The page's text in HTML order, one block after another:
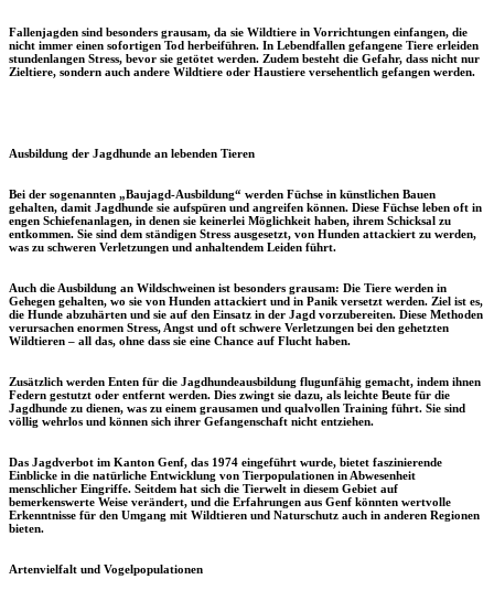
Fallenjagden sind besonders grausam, da sie Wildtiere in Vorrichtungen einfangen, die
nicht immer einen sofortigen Tod herbeiführen. In Lebendfallen gefangene Tiere erleiden
stundenlangen Stress, bevor sie getötet werden. Zudem besteht die Gefahr, dass nicht nur
Zieltiere, sondern auch andere Wildtiere oder Haustiere versehentlich gefangen werden.
Ausbildung der Jagdhunde an lebenden Tieren
Bei der sogenannten „Baujagd-Ausbildung“ werden Füchse in künstlichen Bauen
gehalten, damit Jagdhunde sie aufspüren und angreifen können. Diese Füchse leben oft in
engen Schiefenanlagen, in denen sie keinerlei Möglichkeit haben, ihrem Schicksal zu
entkommen. Sie sind dem ständigen Stress ausgesetzt, von Hunden attackiert zu werden,
was zu schweren Verletzungen und anhaltendem Leiden führt.
Auch die Ausbildung an Wildschweinen ist besonders grausam: Die Tiere werden in
Gehegen gehalten, wo sie von Hunden attackiert und in Panik versetzt werden. Ziel ist es,
die Hunde abzuhärten und sie auf den Einsatz in der Jagd vorzubereiten. Diese Methoden
verursachen enormen Stress, Angst und oft schwere Verletzungen bei den gehetzten
Wildtieren – all das, ohne dass sie eine Chance auf Flucht haben.
Zusätzlich werden Enten für die Jagdhundeausbildung flugunfähig gemacht, indem ihnen
Federn gestutzt oder entfernt werden. Dies zwingt sie dazu, als leichte Beute für die
Jagdhunde zu dienen, was zu einem grausamen und qualvollen Training führt. Sie sind
völlig wehrlos und können sich ihrer Gefangenschaft nicht entziehen.
Das Jagdverbot im Kanton Genf, das 1974 eingeführt wurde, bietet faszinierende
Einblicke in die natürliche Entwicklung von Tierpopulationen in Abwesenheit
menschlicher Eingriffe. Seitdem hat sich die Tierwelt in diesem Gebiet auf
bemerkenswerte Weise verändert, und die Erfahrungen aus Genf könnten wertvolle
Erkenntnisse für den Umgang mit Wildtieren und Naturschutz auch in anderen Regionen
bieten.
Artenvielfalt und Vogelpopulationen